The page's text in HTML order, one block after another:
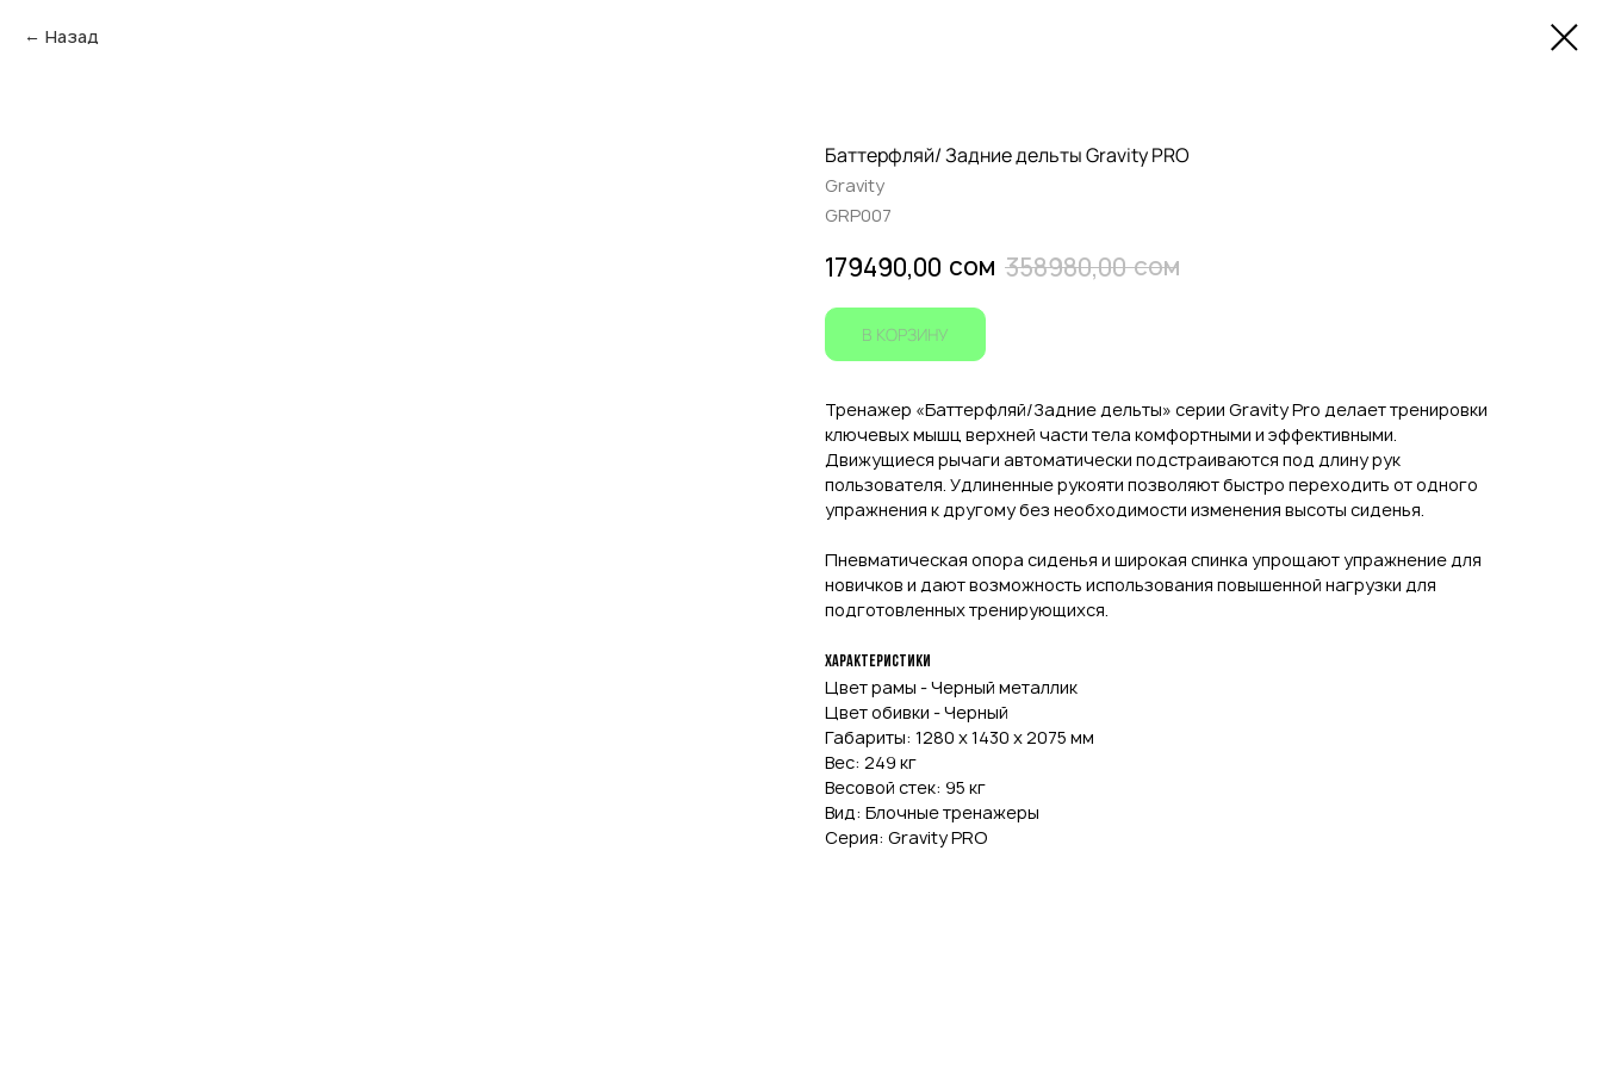
Назад
Баттерфляй/ Задние дельты Gravity PRO
Gravity
GRP007
179490,00 сом 358980,00 сом
В КОРЗИНУ
Тренажер «Баттерфляй/Задние дельты» серии Gravity Pro делает тренировки
ключевых мышц верхней части тела комфортными и эффективными.
Движущиеся рычаги автоматически подстраиваются под длину рук
пользователя. Удлиненные рукояти позволяют быстро переходить от одного
упражнения к другому без необходимости изменения высоты сиденья.
Пневматическая опора сиденья и широкая спинка упрощают упражнение для
новичков и дают возможность использования повышенной нагрузки для
подготовленных тренирующихся.
Характеристики
Цвет рамы - Черный металлик
Цвет обивки - Черный
Габариты: 1280 х 1430 х 2075 мм
Вес: 249 кг
Весовой стек: 95 кг
Вид: Блочные тренажеры
Серия: Gravity PRO